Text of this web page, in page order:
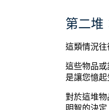
第二堆
這類情況
這些物品
是讓您憶
對於這堆
明智的決